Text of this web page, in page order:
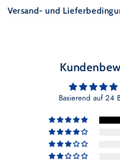
Versand- und
Basierend auf 24